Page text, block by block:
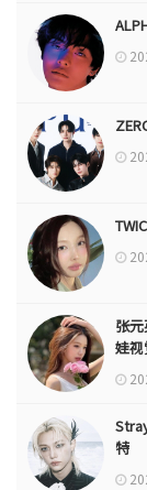
张
娃
特